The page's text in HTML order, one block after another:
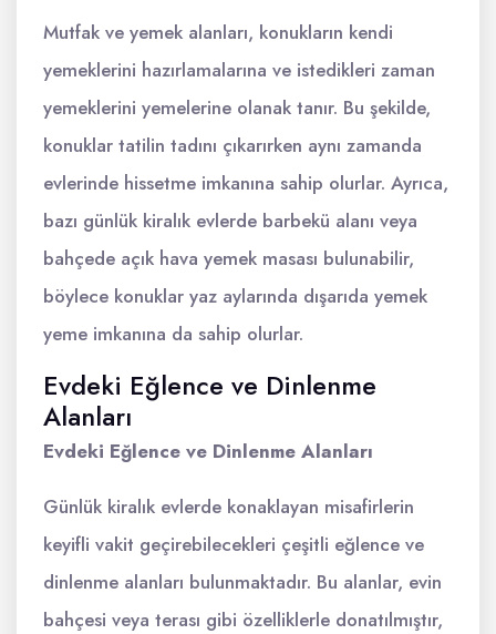
Mutfak ve yemek alanları, konukların kendi
yemeklerini hazırlamalarına ve istedikleri zaman
yemeklerini yemelerine olanak tanır. Bu şekilde,
konuklar tatilin tadını çıkarırken aynı zamanda
evlerinde hissetme imkanına sahip olurlar. Ayrıca,
bazı günlük kiralık evlerde barbekü alanı veya
bahçede açık hava yemek masası bulunabilir,
böylece konuklar yaz aylarında dışarıda yemek
yeme imkanına da sahip olurlar.
Evdeki Eğlence ve Dinlenme
Alanları
Evdeki Eğlence ve Dinlenme Alanları
Günlük kiralık evlerde konaklayan misafirlerin
keyifli vakit geçirebilecekleri çeşitli eğlence ve
dinlenme alanları bulunmaktadır. Bu alanlar, evin
bahçesi veya terası gibi özelliklerle donatılmıştır,